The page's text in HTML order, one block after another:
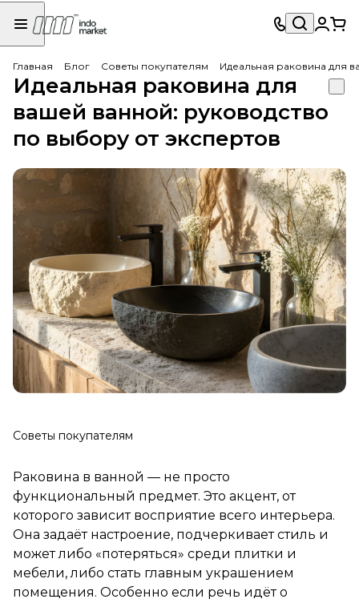
Главная Блог Советы покупателям Идеальная раковина для
Идеальная раковина для
вашей ванной: руководство
по выбору от экспертов
Советы покупателям
Раковина в ванной — не просто
функциональный предмет. Это акцент, от
которого зависит восприятие всего интерьера.
Она задаёт настроение, подчеркивает стиль и
может либо «потеряться» среди плитки и
мебели, либо стать главным украшением
помещения. Особенно если речь идёт о